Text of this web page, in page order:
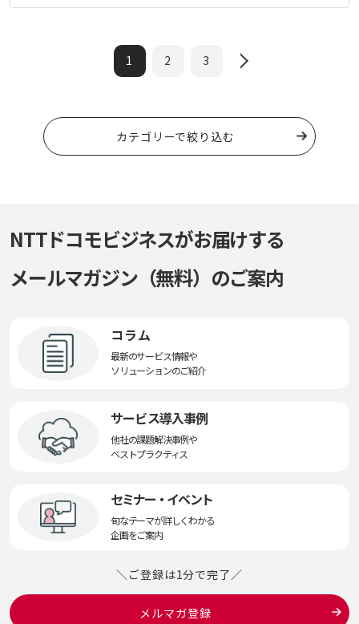
1 2 3
カテゴリーで絞り込む
NTTドコモビジネスがお届けする
メールマガジン（無料）のご案内
コラム
最新のサービス情報や
ソリューションのご紹介
サービス導入事例
他社の課題解決事例や
ベストプラクティス
セミナー・イベント
旬なテーマが詳しくわかる
企画をご案内
＼ご登録は1分で完了／
メルマガ登録